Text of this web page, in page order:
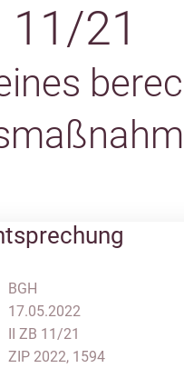
11/21
BGH
17.05.2022
II ZB 11/21
ZIP 2022, 1594